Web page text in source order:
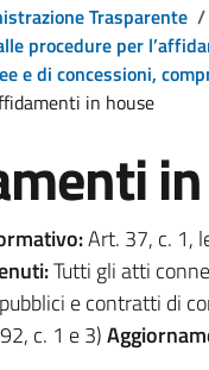
Trasparente /
procedure per
e di concessioni,
in house
Art. 37, c. 1,
Tutti gli atti
e contratti di
c. 1 e 3)